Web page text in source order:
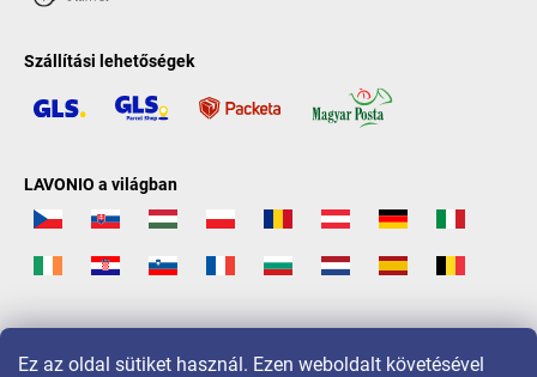
Ez az oldal sütiket használ. Ezen weboldalt követésével
Szállítási lehetőségek
LAVONIO a világban